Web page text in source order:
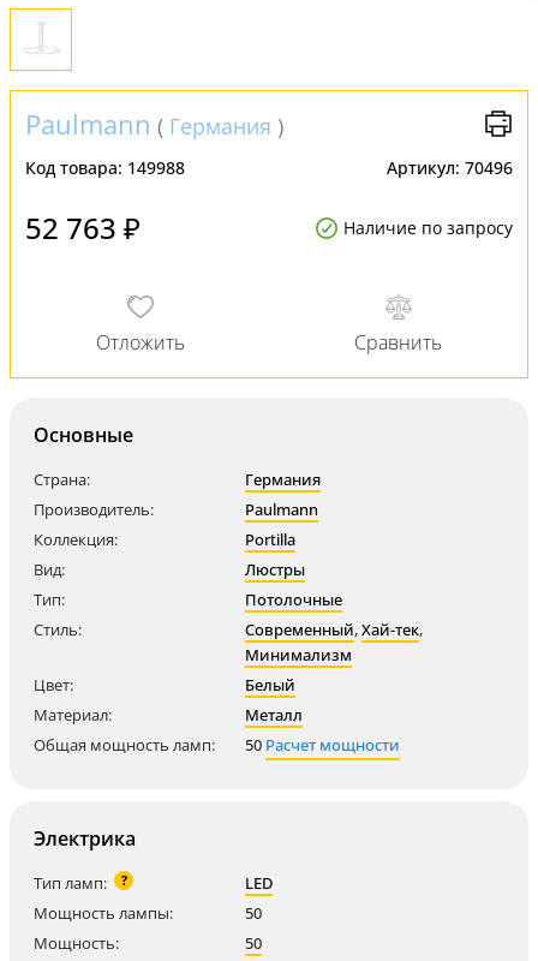
Paulmann ( Германия )
Код товара: 149988 Артикул: 70496
52 763 ₽ Наличие по запросу
Основные
Страна:
Германия
Производитель:
Paulmann
Коллекция:
Portilla
Вид:
Люстры
Тип:
Потолочные
Стиль:
Современный,Хай-тек,
Минимализм
Цвет:
Белый
Материал:
Металл
Общая мощность ламп:
50 Расчет мощности
Электрика
Тип ламп: ?
LED
Мощность лампы:
50
Мощность:
50